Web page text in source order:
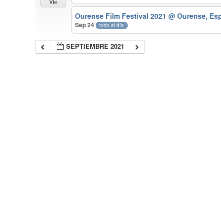
Vie
Ourense Film Festival 2021@ Ourense,
Sep 24 todo el día
SEPTIEMBRE 2021